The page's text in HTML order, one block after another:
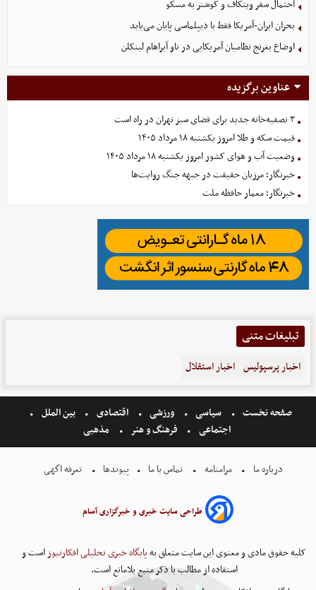
احتمال سفر ویتکاف و کوشنر به مسکو
بحران ایران-آمریکا فقط با دیپلماسی پایان می‌یابد
اوضاع بغرنج نظامیان آمریکایی در ناو آبراهام لینکلن
عناوین برگزیده
۳ تصفیه‌خانه جدید برای فضای سبز تهران در راه است
قیمت سکه و طلا امروز یکشنبه ۱۸ مرداد ۱۴۰۵
وضعیت آب و هوای کشور امروز یکشنبه ۱۸ مرداد ۱۴۰۵
خبرنگار؛ مرزبان حقیقت در جبهه جنگ روایت‌ها
خبرنگار؛ معمار حافظه ملت
تبلیغات متنی
اخبار پرسپولیس اخبار استقلال
صفحه نخست سیاسی ورزشی اقتصادی
بین الملل
اجتماعی
فرهنگ و هنر مذهبی
درباره ما مرامنامه تماس با ما پیوندها تعرفه اگهی
طراحی سایت خبری و خبرگزاری آسام
کلیه حقوق مادی و معنوی این سایت متعلق بهپایگاه خبری تحلیلی افکارنیوزاست و
استفاده از مطالب با ذکر منبع بلامانع است.